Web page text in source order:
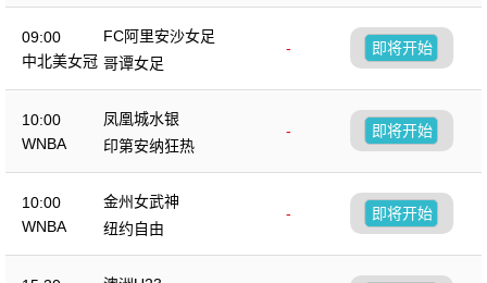
09:00
中北美女冠
FC阿里安沙女足
-
哥谭女足
即将开始
10:00
WNBA
凤凰城水银
-
印第安纳狂热
即将开始
10:00
WNBA
金州女武神
-
纽约自由
即将开始